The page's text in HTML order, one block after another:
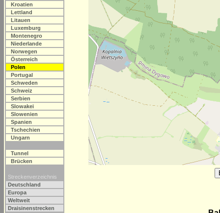
Kroatien
Lettland
Litauen
Luxemburg
Montenegro
Niederlande
Norwegen
Österreich
Polen
Portugal
Schweden
Schweiz
Serbien
Slowakei
Slowenien
Spanien
Tschechien
Ungarn
Tunnel
Brücken
Streckenverzeichnis
Deutschland
Europa
Weltweit
Draisinenstrecken